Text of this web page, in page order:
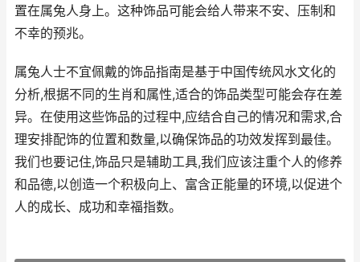
置在属兔人身上。这种饰品可能会给人带来不安、压制和
不幸的预兆。
属兔人士不宜佩戴的饰品指南是基于中国传统风水文化的
分析,根据不同的生肖和属性,适合的饰品类型可能会存在差
异。在使用这些饰品的过程中,应结合自己的情况和需求,合
理安排配饰的位置和数量,以确保饰品的功效发挥到最佳。
我们也要记住,饰品只是辅助工具,我们应该注重个人的修养
和品德,以创造一个积极向上、富含正能量的环境,以促进个
人的成长、成功和幸福指数。